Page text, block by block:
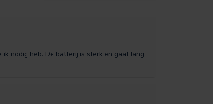
nodig heb. De batterij is sterk en gaat lang